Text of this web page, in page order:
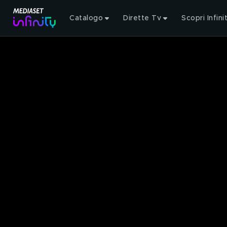
Catalogo Dirette Tv Scopri